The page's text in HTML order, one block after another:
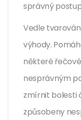
správný
Vedle
výhody.
některé
nesprávným
zmírnit bolesti
způsobeny